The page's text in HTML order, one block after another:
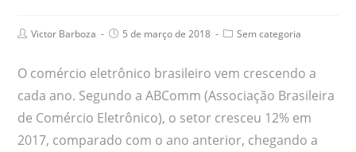
Victor Barboza 5 de março de 2018 Sem categoria
O comércio eletrônico brasileiro vem crescendo a
cada ano. Segundo a ABComm (Associação Brasileira
de Comércio Eletrônico), o setor cresceu 12% em
2017, comparado com o ano anterior, chegando a